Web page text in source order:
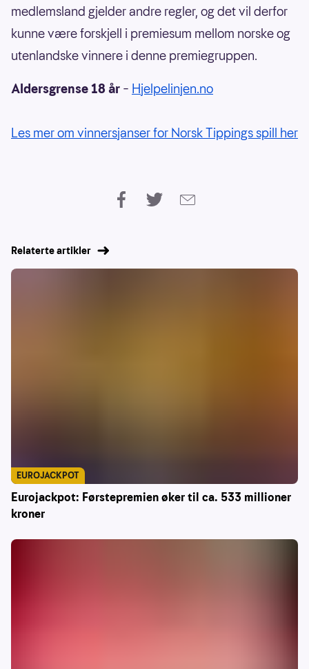
medlemsland gjelder andre regler, og det vil derfor
kunne være forskjell i premiesum mellom norske og
utenlandske vinnere i denne premiegruppen.
Aldersgrense 18 år – Hjelpelinjen.no
Les mer om vinnersjanser for Norsk Tippings spill her
Relaterte artikler
Eurojackpot: Førstepremien øker til ca. 533 millioner
kroner
EUROJACKPOT